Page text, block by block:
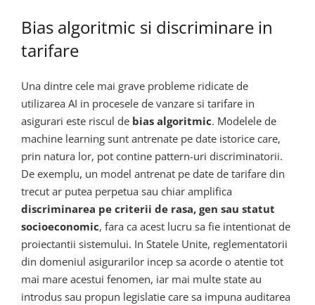
Bias algoritmic si discriminare in
tarifare
Una dintre cele mai grave probleme ridicate de
utilizarea AI in procesele de vanzare si tarifare in
asigurari este riscul de bias algoritmic. Modelele de
machine learning sunt antrenate pe date istorice care,
prin natura lor, pot contine pattern-uri discriminatorii.
De exemplu, un model antrenat pe date de tarifare din
trecut ar putea perpetua sau chiar amplifica
discriminarea pe criterii de rasa, gen sau statut
socioeconomic, fara ca acest lucru sa fie intentionat de
proiectantii sistemului. In Statele Unite, reglementatorii
din domeniul asigurarilor incep sa acorde o atentie tot
mai mare acestui fenomen, iar mai multe state au
introdus sau propun legislatie care sa impuna auditarea